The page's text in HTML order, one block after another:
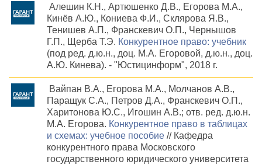
Алешин К.Н., Артюшенко Д.В., Егорова М.А.,
Кинёв А.Ю., Кониева Ф.И., Склярова Я.В.,
Тенишев А.П., Франскевич О.П., Чернышов
Г.П., Щерба Т.Э. Конкурентное право: учебник
(под ред. д.ю.н., доц. М.А. Егоровой, д.ю.н., доц.
А.Ю. Кинева). - "Юстицинформ", 2018 г.
Вайпан В.А., Егорова М.А., Молчанов А.В.,
Паращук С.А., Петров Д.А., Франскевич О.П.,
Харитонова Ю.С., Игошин А.В.; отв. ред. д.ю.н.
М.А. Егорова. Конкурентное право в таблицах
и схемах: учебное пособие // Кафедра
конкурентного права Московского
государственного юридического университета